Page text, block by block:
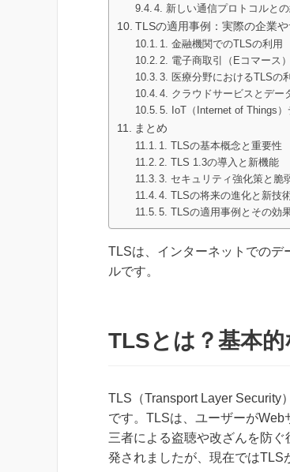
4. 新しい通信プロトコルと
TLSの適用事例：実際の企業
1. 金融機関でのTLSの利用
2. 電子商取引（Eコマース
3. 医療分野におけるTLSの
4. クラウドサービスとデー
5. IoT（Internet of Things
まとめ
1. TLSの基本概念と重要性
2. TLS 1.3の導入と新機能
3. セキュリティ強化策と脆
4. TLSの将来の進化と新技
5. TLSの適用事例とその効
TLSは、インターネットでのデ
ルです。
TLSとは？基本
TLS（Transport Layer Security
です。TLSは、ユーザーが
三者による盗聴や改ざんを防
発されましたが、現在ではTLS